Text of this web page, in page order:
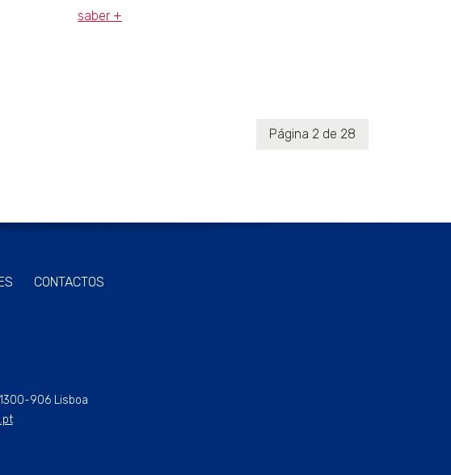
saber +
Página 2 de 28
CONTACTOS
906 Lisboa